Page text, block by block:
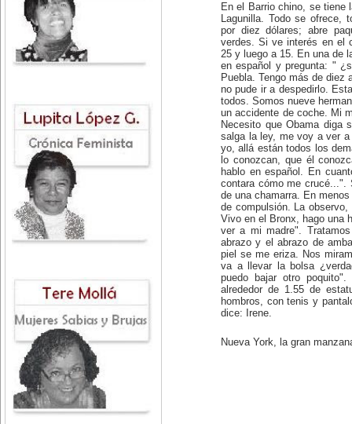
En el Barrio chino, se tiene
Lagunilla. Todo se
por diez dólares; abre
verdes. Si ve interés en el
25 y luego a 15. En una de
en español y pregunta: "
Puebla. Tengo más de
no pude ir a despedirlo.
todos. Somos nueve
un accidente de coche. Mi
Necesito que Obama
salga la ley, me voy a ver
yo, allá están todos los
lo conozcan, que él
hablo en español. En
contara cómo me crucé...".
de una chamarra. En
de compulsión. La
Vivo en el Bronx, hago una
ver a mi madre".
abrazo y el abrazo de
piel se me eriza. Nos
va a llevar la bolsa
puedo bajar otro
alrededor de 1.55 de
hombros, con tenis y
dice: Irene.
Nueva York, la gran